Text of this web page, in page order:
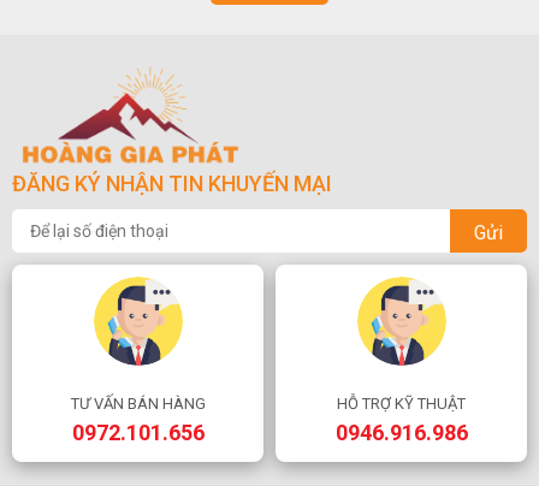
ĐĂNG KÝ NHẬN TIN KHUYẾN MẠI
Gửi
TƯ VẤN BÁN HÀNG
0972.101.656
HỖ TRỢ KỸ THUẬT
0946.916.986